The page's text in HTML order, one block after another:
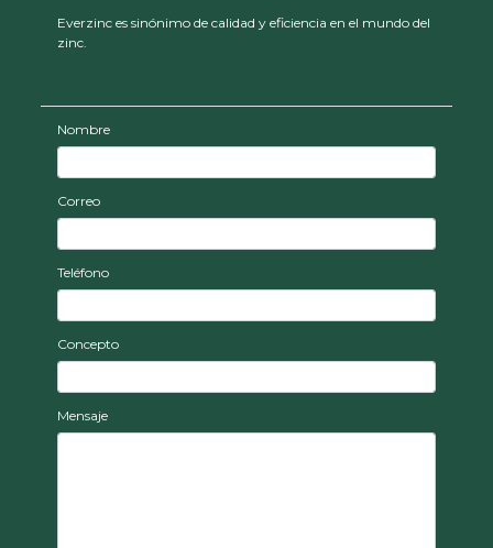
Everzinc es sinónimo de calidad y eficiencia en el mundo del
zinc.
Nombre
Correo
Teléfono
Concepto
Mensaje